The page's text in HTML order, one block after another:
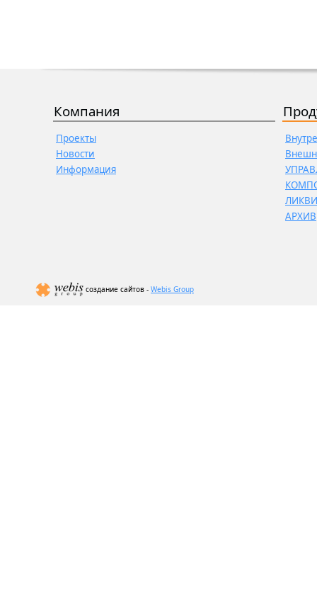
Компания
Проекты
Новости
Информация
АРХИВ
создание сайтов - Webis Group